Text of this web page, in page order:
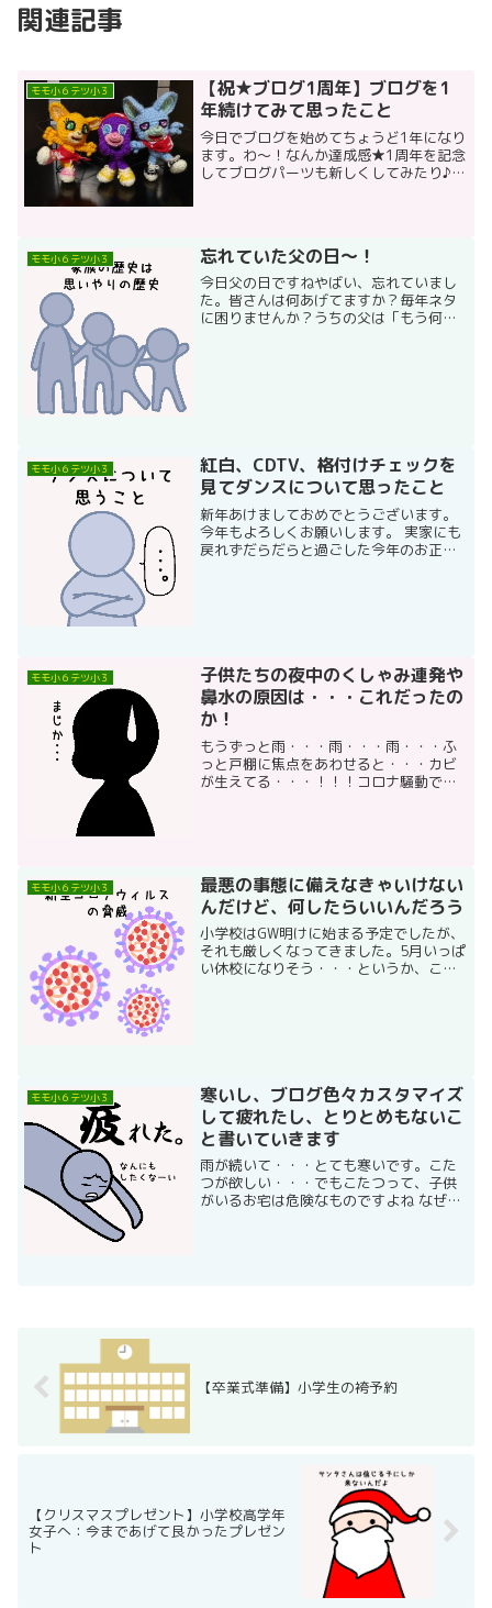
関連記事
モモ小６テツ小３
【祝★ブログ1周年】ブログを1
年続けてみて思ったこと
今日でブログを始めてちょうど1年になり
ます。わ～！なんか達成感★1周年を記念
してブログパーツも新しくしてみたり♪正
思い始...
モモ小６テツ小３ 忘れていた父の日～！
今日父の日ですねやばい、忘れていまし
た。皆さんは何あげてますか？毎年ネタ
に困りませんか？うちの父は「もう何も
モモ小６テツ小３
紅白、CDTV、格付けチェックを
見てダンスについて思ったこと
新年あけましておめでとうございます。
今年もよろしくお願いします。 実家にも
戻れずだらだらと過ごした今年のお正
モモ小６テツ小３
子供たちの夜中のくしゃみ連発や
鼻水の原因は・・・これだったの
か！
もうずっと雨・・・雨・・・雨・・・ふ
っと戸棚に焦点をあわせると・・・カビ
が生えてる・・・！！！コロナ騒動で
モモ小６テツ小３
最悪の事態に備えなきゃいけない
んだけど、何したらいいんだろう
小学校はGW明けに始まる予定でしたが、
それも厳しくなってきました。5月いっぱ
い休校になりそう・・・というか、この
モモ小６テツ小３
寒いし、ブログ色々カスタマイズ
して疲れたし、とりとめもないこ
と書いていきます
雨が続いて・・・とても寒いです。こた
つが欲しい・・・でもこたつって、子供
がいるお宅は危険なものですよね なぜな
【卒業式準備】小学生の袴予約
【クリスマスプレゼント】小学校高学年
女子へ：今まであげて良かったプレゼン
ト